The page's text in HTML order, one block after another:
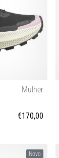
Mulher
€170,00
42 42⅔Novo